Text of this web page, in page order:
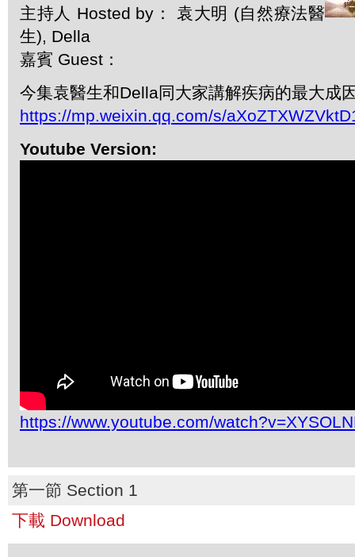
主持人 Hosted by： 袁大明 (自然療法醫
生), Della
嘉賓 Guest：
今集袁醫生和Della同大家講解疾病的最大成
https://mp.weixin.qq.com/s/
Youtube Version:
https://www.youtube.com/
第一節 Section 1
下載 Download